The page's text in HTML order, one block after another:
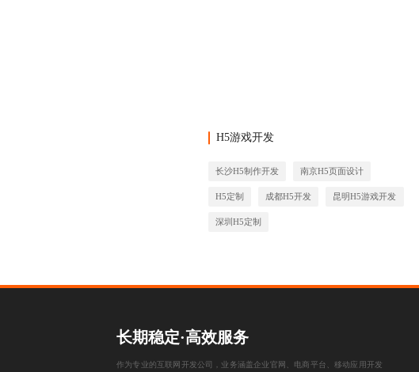
H5游戏开发
长沙H5制作开发 南京H5页面设计
H5定制 成都H5开发 昆明H5游戏开发
深圳H5定制
长期稳定·高效服务
作为专业的互联网开发公司，业务涵盖企业官网、电商平台、移动应用开发